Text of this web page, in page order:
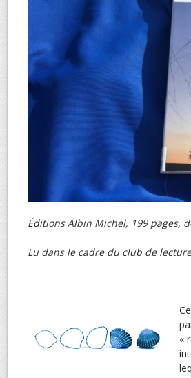
Éditions Albin Michel, 199 pages,
Lu dans le cadre du club de
«